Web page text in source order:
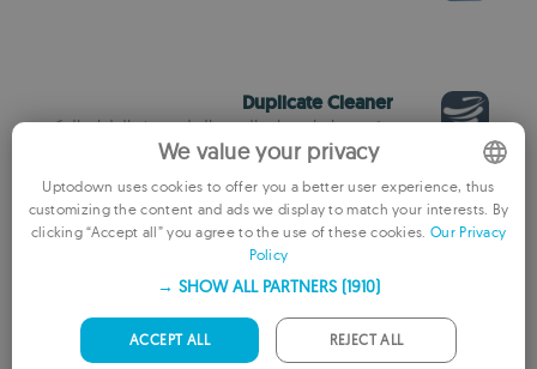
Duplicate Cleaner
توقف عن إهدار مساحة القرص الصلب بحذف الملفات المكررة
Advanced Renamer
إعادة تسمية الملفات والمجلدات الضخمة مع دعم ID3 وEXIF
ENGLISH
PORTUGUESE
We value your privacy
Uptodown uses cookies to offer you a better user experience, thus
customizing the content and ads we display to match your interests. By
clicking “Accept all” you agree to the use of these cookies. Our Privacy
Policy
SHOW ALL PARTNERS (1910) →
ACCEPT ALL REJECT ALL